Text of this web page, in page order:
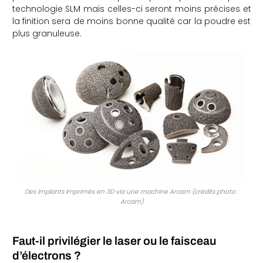
technologie SLM mais celles-ci seront moins précises et
la finition sera de moins bonne qualité car la poudre est
plus granuleuse.
Des implants imprimés en 3D via une machine Arcam (crédits photo :
Arcam)
Faut-il privilégier le laser ou le faisceau
d’électrons ?